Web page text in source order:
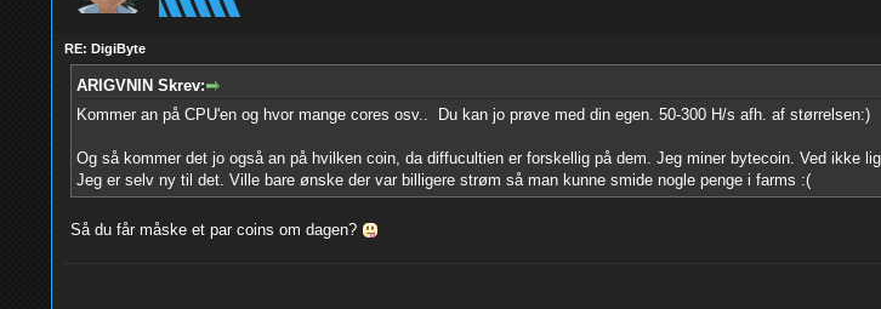
RE: DigiByte
ARIGVNIN Skrev:
Kommer an på CPU'en og hvor mange cores osv.. Du kan jo prøve med din egen. 50-300 H/s afh. af størrelsen:)
Og så kommer det jo også an på hvilken coin, da diffucultien er forskellig på dem. Jeg miner bytecoin. Ved ikke
Jeg er selv ny til det. Ville bare ønske der var billigere strøm så man kunne smide nogle penge i farms :(
Så du får måske et par coins om dagen?